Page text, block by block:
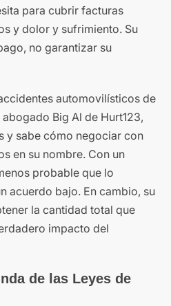
para cubrir facturas
y dolor y sufrimiento. Su
no garantizar su
automovilísticos de
Big Al de Hurt123,
y sabe cómo negociar con
en su nombre. Con un
probable que lo
acuerdo bajo. En cambio, su
la cantidad total que
impacto del
de las Leyes de